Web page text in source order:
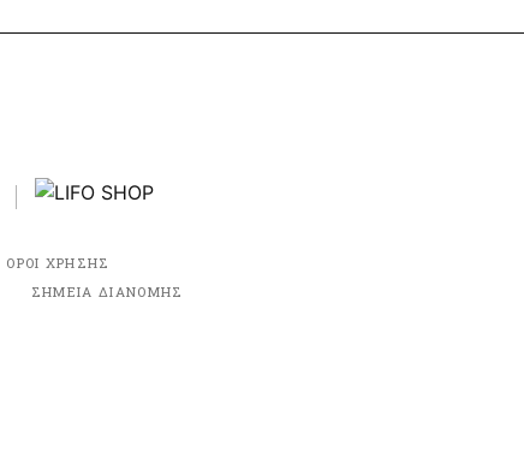
ΟΡΟΙ ΧΡΗΣΗΣ
ΣΗΜΕΙΑ ΔΙΑΝΟΜΗΣ